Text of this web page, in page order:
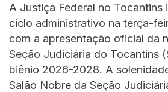
A Justiça Federal no Tocantins
ciclo administrativo na terça-
com a apresentação oficial da
Seção Judiciária do Tocantins
biênio 2026-2028. A
Salão Nobre da Seção